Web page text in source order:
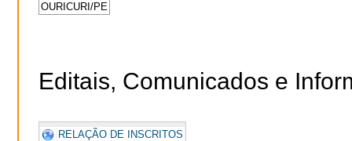
OURICURI/PE
Editais, Comunicados e
RELAÇÃO DE INSCRITOS